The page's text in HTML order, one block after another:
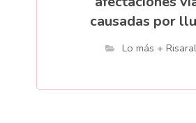
causadas por
Lo más +